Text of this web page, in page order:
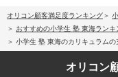
オリコン顧客満足度ランキング
おすすめの小学生 塾 東海ランキ
小学生 塾 東海のカリキュラム
オリコン